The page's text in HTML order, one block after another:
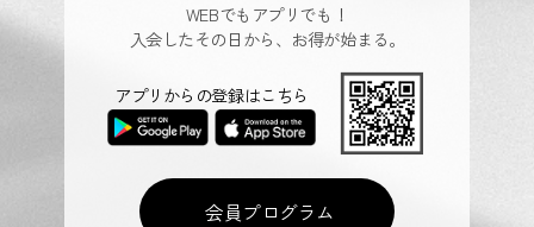
WEBでもアプリでも！
入会したその日から、お得が始まる。
会員プログラム
アプリからの登録はこちら